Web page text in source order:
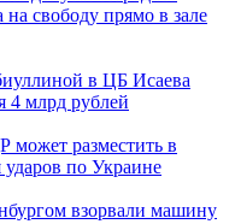
свободу прямо в зале
в ЦБ Исаева
4 млрд рублей
может разместить в
ударов по Украине
взорвали машину